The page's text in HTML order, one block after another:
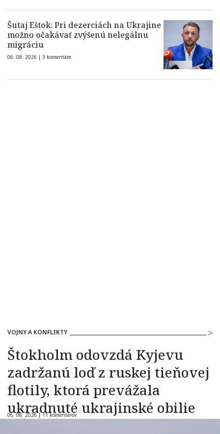
Šutaj Eštok: Pri dezerciách na Ukrajine
možno očakávať zvýšenú nelegálnu
migráciu
06. 08. 2026 | 3 komentáre
VOJNY A KONFLIKTY
Štokholm odovzdá Kyjevu
zadržanú loď z ruskej tieňovej
flotily, ktorá prevážala
ukradnuté ukrajinské obilie
06. 08. 2026 |11 komentárov